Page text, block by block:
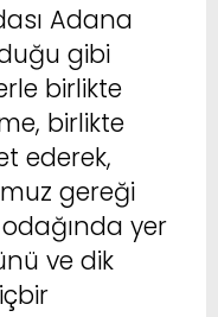
Adana
gibi
birlikte
birlikte
ederek,
gereği
yer
ve dik